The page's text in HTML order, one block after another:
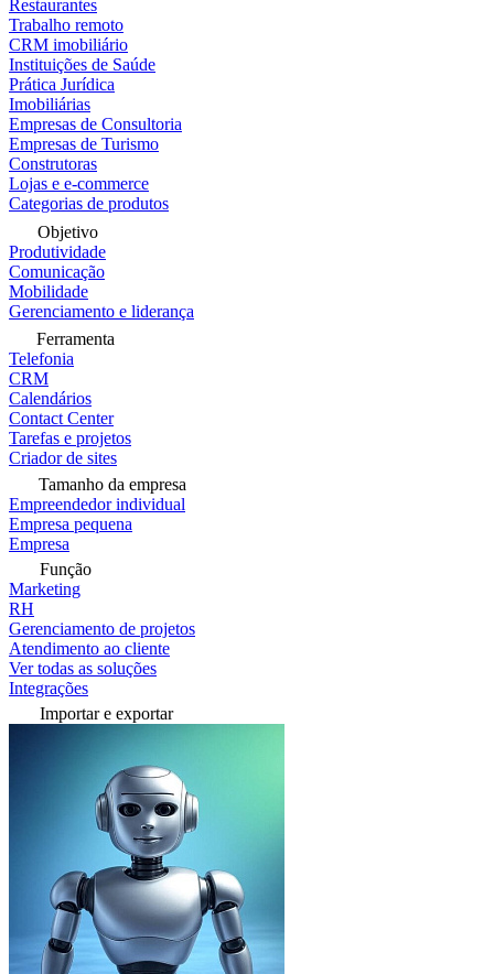
Restaurantes
Trabalho remoto
CRM imobiliário
Instituições de Saúde
Prática Jurídica
Imobiliárias
Empresas de Consultoria
Empresas de Turismo
Construtoras
Lojas e e-commerce
Categorias de produtos
Objetivo
Produtividade
Comunicação
Mobilidade
Gerenciamento e liderança
Ferramenta
Telefonia
CRM
Calendários
Contact Center
Tarefas e projetos
Criador de sites
Tamanho da empresa
Empreendedor individual
Empresa pequena
Empresa
Função
Marketing
RH
Gerenciamento de projetos
Atendimento ao cliente
Ver todas as soluções
Integrações
Importar e exportar